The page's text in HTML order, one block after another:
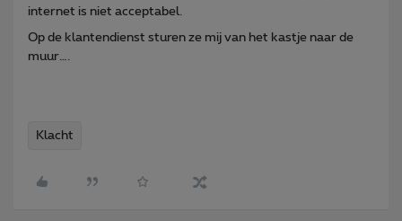
internet is niet acceptabel.
Op de klantendienst sturen ze mij van het kastje naar de
muur….
Klacht